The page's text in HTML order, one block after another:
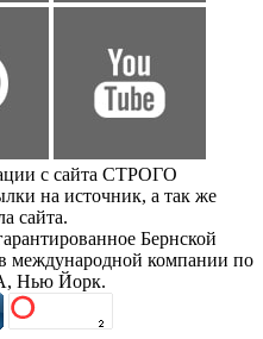
с сайта СТРОГО
на источник, а так же
сайта.
Бернской
международной компании по
Нью Йорк.